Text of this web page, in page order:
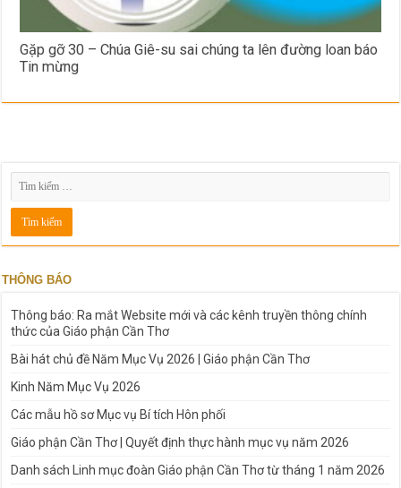
Gặp gỡ 30 – Chúa Giê-su sai chúng ta lên đường loan báo
Tin mừng
THÔNG BÁO
Thông báo: Ra mắt Website mới và các kênh truyền thông chính
thức của Giáo phận Cần Thơ
Bài hát chủ đề Năm Mục Vụ 2026 | Giáo phận Cần Thơ
Kinh Năm Mục Vụ 2026
Các mẫu hồ sơ Mục vụ Bí tích Hôn phối
Giáo phận Cần Thơ | Quyết định thực hành mục vụ năm 2026
Danh sách Linh mục đoàn Giáo phận Cần Thơ từ tháng 1 năm 2026